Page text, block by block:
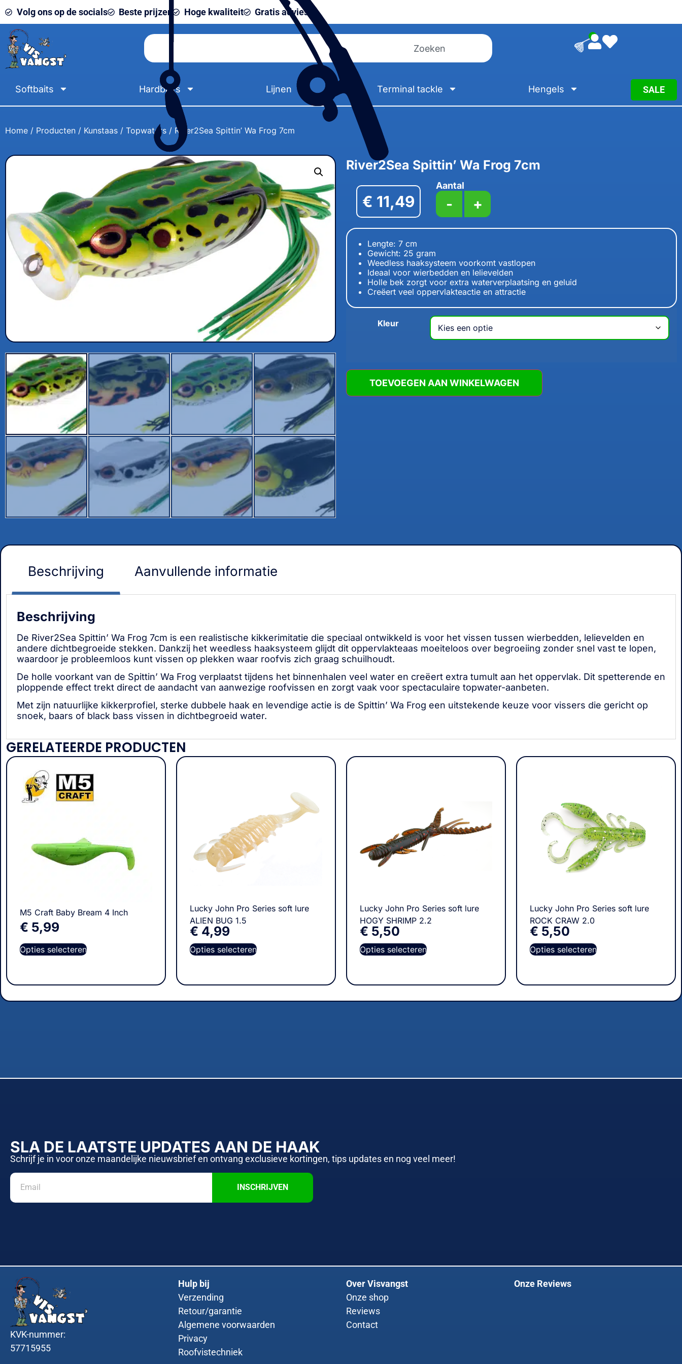
Volg ons op de socials Beste prijzen Hoge kwaliteit Gratis advies
0
Softbaits Hardbaits Lijnen Terminal tackle Hengels SALE
Home / Producten / Kunstaas / Topwaters / River2Sea Spittin’ Wa Frog 7cm
River2Sea Spittin’ Wa Frog 7cm
€ 11,49
Aantal
- +
Lengte: 7 cm
Gewicht: 25 gram
Weedless haaksysteem voorkomt vastlopen
Ideaal voor wierbedden en lelievelden
Holle bek zorgt voor extra waterverplaatsing en geluid
Creëert veel oppervlakteactie en attractie
Kleur
TOEVOEGEN AAN WINKELWAGEN
Beschrijving Aanvullende informatie
Beschrijving
De River2Sea Spittin’ Wa Frog 7cm is een realistische kikkerimitatie die speciaal ontwikkeld is voor het vissen tussen wierbedden, lelievelden en
andere dichtbegroeide stekken. Dankzij het weedless haaksysteem glijdt dit oppervlakteaas moeiteloos over begroeiing zonder snel vast te lopen,
waardoor je probleemloos kunt vissen op plekken waar roofvis zich graag schuilhoudt.
De holle voorkant van de Spittin’ Wa Frog verplaatst tijdens het binnenhalen veel water en creëert extra tumult aan het oppervlak. Dit spetterende en
ploppende effect trekt direct de aandacht van aanwezige roofvissen en zorgt vaak voor spectaculaire topwater-aanbeten.
Met zijn natuurlijke kikkerprofiel, sterke dubbele haak en levendige actie is de Spittin’ Wa Frog een uitstekende keuze voor vissers die gericht op
snoek, baars of black bass vissen in dichtbegroeid water.
GERELATEERDE PRODUCTEN
M5 Craft Baby Bream 4 Inch
€ 5,99
Opties selecteren
Lucky John Pro Series soft lure
ALIEN BUG 1.5
€ 4,99
Opties selecteren
Lucky John Pro Series soft lure
HOGY SHRIMP 2.2
€ 5,50
Opties selecteren
Lucky John Pro Series soft lure
ROCK CRAW 2.0
€ 5,50
Opties selecteren
SLA DE LAATSTE UPDATES AAN DE HAAK
Schrijf je in voor onze maandelijke nieuwsbrief en ontvang exclusieve kortingen, tips updates en nog veel meer!
INSCHRIJVEN
KVK-nummer:
57715955
Hulp bij
Verzending
Retour/garantie
Algemene voorwaarden
Privacy
Roofvistechniek
Over Visvangst
Onze shop
Reviews
Contact
Onze Reviews